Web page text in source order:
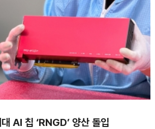
AI 칩 ‘RNGD’ 양산 돌입